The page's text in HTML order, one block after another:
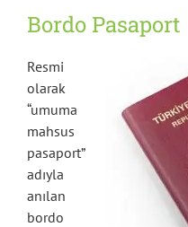
Bordo Pasaport
Resmi
olarak
“umuma
mahsus
pasaport”
adıyla
anılan
bordo